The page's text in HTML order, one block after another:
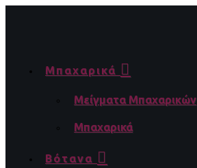
Μπαχαρικά
Μείγματα Μπαχαρικών
Μπαχαρικά
Βότανα